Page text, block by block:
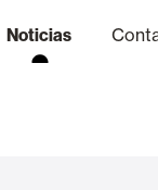
Noticias